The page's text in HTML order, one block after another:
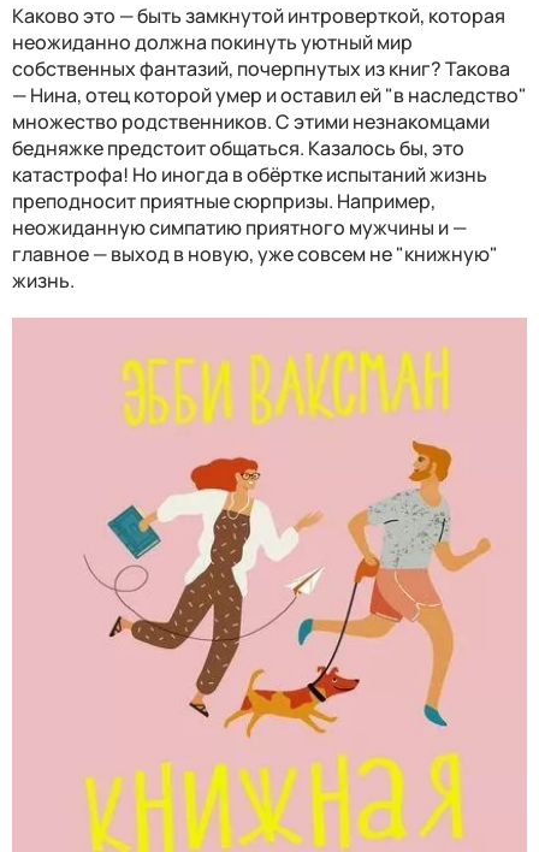
Каково это — быть замкнутой интроверткой, которая
неожиданно должна покинуть уютный мир
собственных фантазий, почерпнутых из книг? Такова
— Нина, отец которой умер и оставил ей "в наследство"
множество родственников. С этими незнакомцами
бедняжке предстоит общаться. Казалось бы, это
катастрофа! Но иногда в обёртке испытаний жизнь
преподносит приятные сюрпризы. Например,
неожиданную симпатию приятного мужчины и —
главное — выход в новую, уже совсем не "книжную"
жизнь.